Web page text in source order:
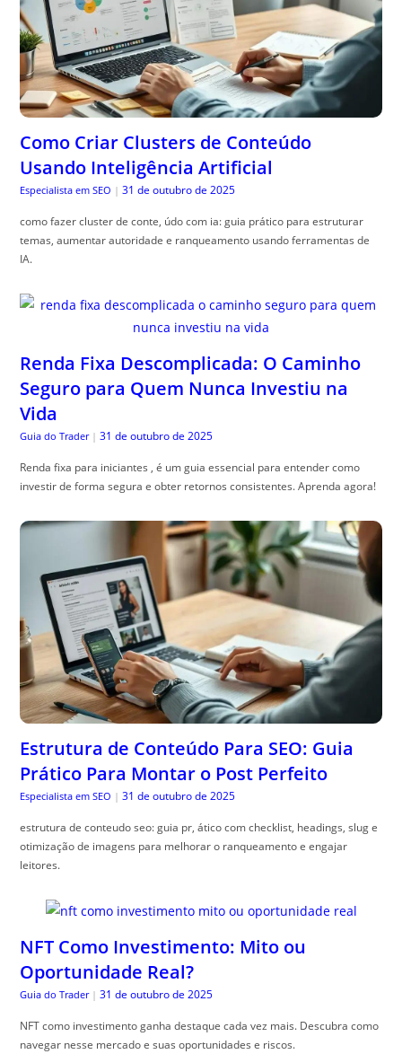
Como Criar Clusters de Conteúdo
Usando Inteligência Artificial
Especialista em SEO | 31 de outubro de 2025
como fazer cluster de conte, údo com ia: guia prático para estruturar
temas, aumentar autoridade e ranqueamento usando ferramentas de
IA.
Renda Fixa Descomplicada: O Caminho
Seguro para Quem Nunca Investiu na
Vida
Guia do Trader | 31 de outubro de 2025
Renda fixa para iniciantes , é um guia essencial para entender como
investir de forma segura e obter retornos consistentes. Aprenda agora!
Estrutura de Conteúdo Para SEO: Guia
Prático Para Montar o Post Perfeito
Especialista em SEO | 31 de outubro de 2025
estrutura de conteudo seo: guia pr, ático com checklist, headings, slug e
otimização de imagens para melhorar o ranqueamento e engajar
leitores.
NFT Como Investimento: Mito ou
Oportunidade Real?
Guia do Trader | 31 de outubro de 2025
NFT como investimento ganha destaque cada vez mais. Descubra como
navegar nesse mercado e suas oportunidades e riscos.